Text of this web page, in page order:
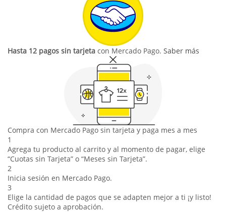
Hasta 12 pagos sin tarjeta con Mercado Pago. Saber más
Compra con Mercado Pago sin tarjeta y paga mes a mes
1
Agrega tu producto al carrito y al momento de pagar, elige
“Cuotas sin Tarjeta” o “Meses sin Tarjeta”.
2
Inicia sesión en Mercado Pago.
3
Elige la cantidad de pagos que se adapten mejor a ti ¡y listo!
Crédito sujeto a aprobación.